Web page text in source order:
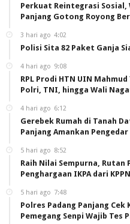
Perkuat Reintegrasi Sosial,
Panjang Gotong Royong
3 hari ago 4:02
Polisi Sita 82 Paket Ganja
4 hari ago 9:08
RPL Prodi HTN UIN
Polri, TNI, hingga Wali
4 hari ago 6:12
Gerebek Rumah di Tanah
Panjang Amankan
5 hari ago 8:52
Raih Nilai Sempurna, Rutan
Penghargaan IKPA dari
5 hari ago 7:48
Polres Padang Panjang
Pemegang Senpi Wajib Tes